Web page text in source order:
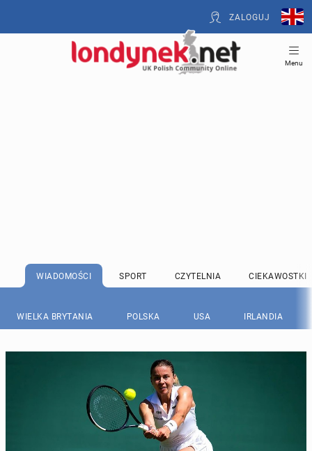
ZALOGUJ
Menu
WIADOMOŚCI SPORT CZYTELNIA CIEKAWOSTKI
WIELKA BRYTANIA POLSKA USA IRLANDIA